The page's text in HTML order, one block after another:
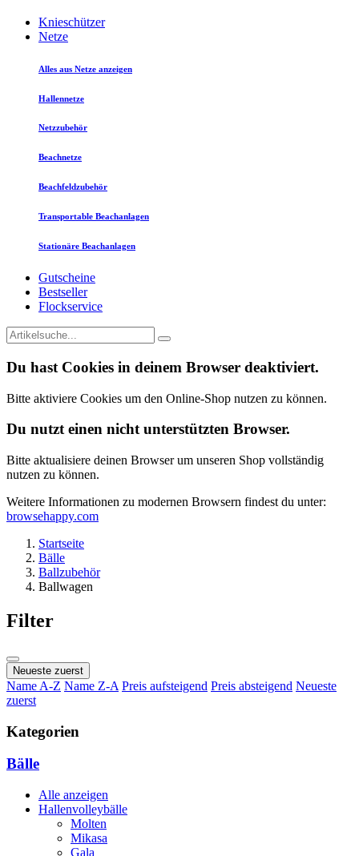
Knieschützer
Netze
Alles aus Netze anzeigen
Hallennetze
Netzzubehör
Beachnetze
Beachfeldzubehör
Transportable Beachanlagen
Stationäre Beachanlagen
Gutscheine
Bestseller
Flockservice
Du hast Cookies in deinem Browser deaktiviert.
Bitte aktiviere Cookies um den Online-Shop nutzen zu können.
Du nutzt einen nicht unterstützten Browser.
Bitte aktualisiere deinen Browser um unseren Shop vollständig
nutzen zu können.
Weitere Informationen zu modernen Browsern findest du unter:
browsehappy.com
Startseite
Bälle
Ballzubehör
Ballwagen
Filter
Neueste zuerst
Name A-Z Name Z-A Preis aufsteigend Preis absteigend Neueste
zuerst
Kategorien
Bälle
Alle anzeigen
Hallenvolleybälle
Molten
Mikasa
Gala